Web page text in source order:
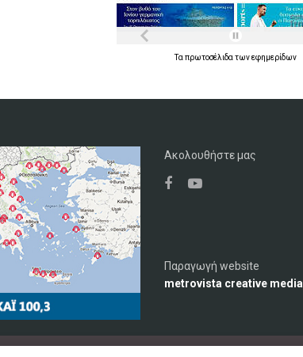
Τα πρωτοσέλιδα τωνεφημερίδων
Ακολουθήστε μας
Παραγωγή website
metrovista creative media